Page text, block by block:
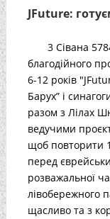
JFuture:
3 Сівана
благодійного
6-12 років
Барух” і
разом з Лілах
ведучими
щоб повторити
перед
розважальної
лівобережного
щасливо та з